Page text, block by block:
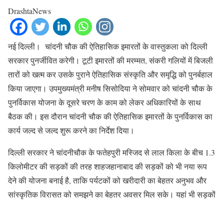
DrashtaNews
नई दिल्ली। चांदनी चौक की ऐतिहासिक इमारतों के वास्तुकला को दिल्ली
सरकार पुनर्जीवित करेगी। टूटी इमारतों की मरम्मत, संकरी गलियों में बिजली
तारों को खत्म कर उसके पुराने ऐतिहासिक संस्कृति और समृद्धि को पुनर्बहाल
किया जाएगा। उपमुख्यमंत्री मनीष सिसोदिया ने सोमवार को चांदनी चौक के
पुनर्विकास योजना के दूसरे चरण के काम को लेकर अधिकारियों के साथ
बैठक की। इस दौरान चांदनी चौक की ऐतिहासिक इमारतों के पुनर्विकास का
कार्य जल्द से जल्द शुरू करने का निर्देश दिया।
दिल्ली सरकार ने चांदनीचौक के फतेहपुरी मस्जिद से लाल किला के बीच 1.3
किलोमीटर की सड़कों की तरह शाहजहानाबाद की सड़कों को भी नया रूप
देने की योजना बनाई है, ताकि पर्यटकों को खरीदारी का बेहतर अनुभव और
सांस्कृतिक विरासत को समझने का बेहतर अवसर मिल सके। यहां भी सड़कों